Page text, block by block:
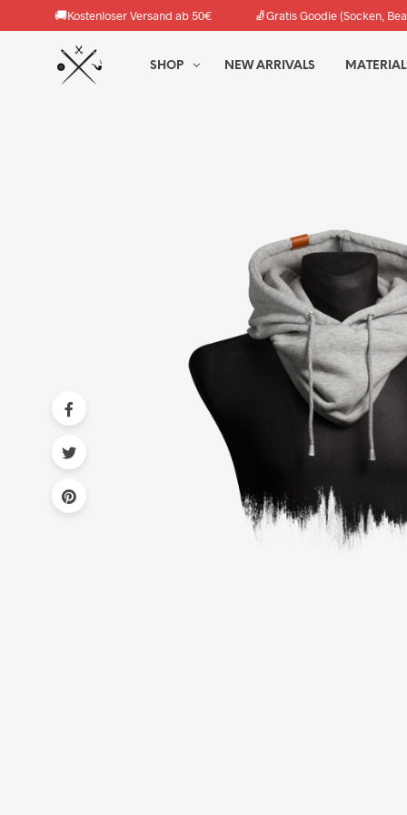
🚚Kostenloser Versand ab 50€ 🧦Gratis Goodie (Socken,
SHOP NEW ARRIVALS